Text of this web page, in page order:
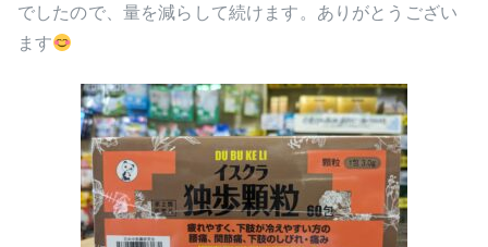
でしたので、量を減らして続けます。ありがとうござい
ます